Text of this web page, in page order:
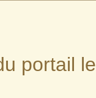
portail